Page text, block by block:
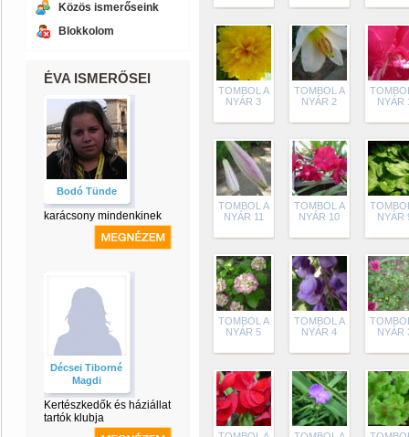
Közös ismerőseink
Blokkolom
ÉVA ISMERŐSEI
Bodó Tünde
karácsony mindenkinek
Décsei Tiborné
Magdi
Kertészkedők és háziállat
tartók klubja
TOMBOL A
NYÁR 3
TOMBOL A
NYÁR 2
NYÁR
TOMBOL A
NYÁR 11
TOMBOL A
NYÁR 10
NYÁR
TOMBOL A
NYÁR 5
TOMBOL A
NYÁR 4
NYÁR